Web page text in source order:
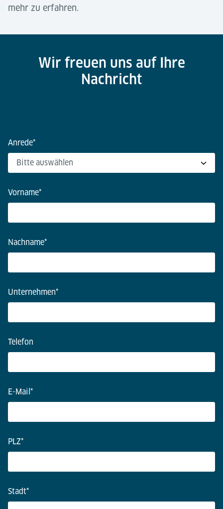
mehr zu erfahren.
Wir freuen uns auf Ihre
Nachricht
Anrede*
Vorname*
Nachname*
Unternehmen*
Telefon
E-Mail *
PLZ*
Stadt*